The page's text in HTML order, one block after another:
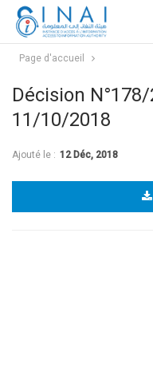
Page d'accueil
Décision
11/10/2018
Ajouté le : 12 Déc, 2018